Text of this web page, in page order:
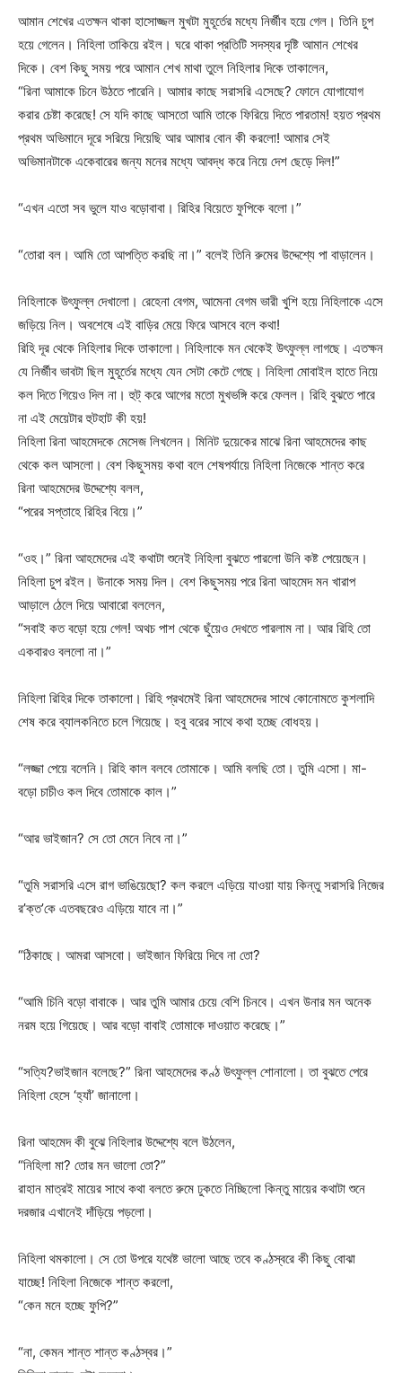
আমান শেখের এতক্ষন থাকা হাসোজ্জল মুখটা মুহূর্তের মধ্যে নির্জীব হয়ে গেল। তিনি চুপ
হয়ে গেলেন। নিহিলা তাকিয়ে রইল। ঘরে থাকা প্রতিটি সদস্যর দৃষ্টি আমান শেখের
দিকে। বেশ কিছু সময় পরে আমান শেখ মাথা তুলে নিহিলার দিকে তাকালেন,
“রিনা আমাকে চিনে উঠতে পারেনি। আমার কাছে সরাসরি এসেছে? ফোনে যোগাযোগ
করার চেষ্টা করেছে! সে যদি কাছে আসতো আমি তাকে ফিরিয়ে দিতে পারতাম! হয়ত প্রথম
প্রথম অভিমানে দূরে সরিয়ে দিয়েছি আর আমার বোন কী করলো! আমার সেই
অভিমানটাকে একেবারের জন্য মনের মধ্যে আবদ্ধ করে নিয়ে দেশ ছেড়ে দিল!”
“এখন এতো সব ভুলে যাও বড়োবাবা। রিহির বিয়েতে ফুপিকে বলো।”
“তোরা বল। আমি তো আপত্তি করছি না।” বলেই তিনি রুমের উদ্দেশ্যে পা বাড়ালেন।
নিহিলাকে উৎফুল্ল দেখালো। রেহেনা বেগম, আমেনা বেগম ভারী খুশি হয়ে নিহিলাকে এসে
জড়িয়ে নিল। অবশেষে এই বাড়ির মেয়ে ফিরে আসবে বলে কথা!
রিহি দূর থেকে নিহিলার দিকে তাকালো। নিহিলাকে মন থেকেই উৎফুল্ল লাগছে। এতক্ষন
যে নির্জীব ভাবটা ছিল মুহূর্তের মধ্যে যেন সেটা কেটে গেছে। নিহিলা মোবাইল হাতে নিয়ে
কল দিতে গিয়েও দিল না। হুট্ করে আগের মতো মুখভঙ্গি করে ফেলল। রিহি বুঝতে পারে
না এই মেয়েটার হুটহাট কী হয়!
নিহিলা রিনা আহমেদকে মেসেজ লিখলেন। মিনিট দুয়েকের মাঝে রিনা আহমেদের কাছ
থেকে কল আসলো। বেশ কিছুসময় কথা বলে শেষপর্যায়ে নিহিলা নিজেকে শান্ত করে
রিনা আহমেদের উদ্দেশ্যে বলল,
“পরের সপ্তাহে রিহির বিয়ে।”
“ওহ।” রিনা আহমেদের এই কথাটা শুনেই নিহিলা বুঝতে পারলো উনি কষ্ট পেয়েছেন।
নিহিলা চুপ রইল। উনাকে সময় দিল। বেশ কিছুসময় পরে রিনা আহমেদ মন খারাপ
আড়ালে ঠেলে দিয়ে আবারো বললেন,
“সবাই কত বড়ো হয়ে গেল! অথচ পাশ থেকে ছুঁয়েও দেখতে পারলাম না। আর রিহি তো
একবারও বললো না।”
নিহিলা রিহির দিকে তাকালো। রিহি প্রথমেই রিনা আহমেদের সাথে কোনোমতে কুশলাদি
শেষ করে ব্যালকনিতে চলে গিয়েছে। হবু বরের সাথে কথা হচ্ছে বোধহয়।
“লজ্জা পেয়ে বলেনি। রিহি কাল বলবে তোমাকে। আমি বলছি তো। তুমি এসো। মা-
বড়ো চাচীও কল দিবে তোমাকে কাল।”
“আর ভাইজান? সে তো মেনে নিবে না।”
“তুমি সরাসরি এসে রাগ ভাঙিয়েছো? কল করলে এড়িয়ে যাওয়া যায় কিন্তু সরাসরি নিজের
র’ক্ত’কে এতবছরেও এড়িয়ে যাবে না।”
“ঠিকাছে। আমরা আসবো। ভাইজান ফিরিয়ে দিবে না তো?
“আমি চিনি বড়ো বাবাকে। আর তুমি আমার চেয়ে বেশি চিনবে। এখন উনার মন অনেক
নরম হয়ে গিয়েছে। আর বড়ো বাবাই তোমাকে দাওয়াত করেছে।”
“সত্যি?ভাইজান বলেছে?” রিনা আহমেদের কণ্ঠ উৎফুল্ল শোনালো। তা বুঝতে পেরে
নিহিলা হেসে ‘হ্যাঁ’ জানালো।
রিনা আহমেদ কী বুঝে নিহিলার উদ্দেশ্যে বলে উঠলেন,
“নিহিলা মা? তোর মন ভালো তো?”
রাহান মাত্রই মায়ের সাথে কথা বলতে রুমে ঢুকতে নিচ্ছিলো কিন্তু মায়ের কথাটা শুনে
দরজার এখানেই দাঁড়িয়ে পড়লো।
নিহিলা থমকালো। সে তো উপরে যথেষ্ট ভালো আছে তবে কণ্ঠস্বরে কী কিছু বোঝা
যাচ্ছে! নিহিলা নিজেকে শান্ত করলো,
“কেন মনে হচ্ছে ফুপি?”
“না, কেমন শান্ত শান্ত কণ্ঠস্বর।”